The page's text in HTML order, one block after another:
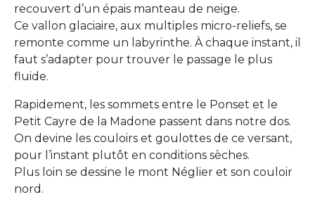
recouvert d’un épais manteau de neige.
Ce vallon glaciaire, aux multiples micro-reliefs, se
remonte comme un labyrinthe. À chaque instant, il
faut s’adapter pour trouver le passage le plus
fluide.
Rapidement, les sommets entre le Ponset et le
Petit Cayre de la Madone passent dans notre dos.
On devine les couloirs et goulottes de ce versant,
pour l’instant plutôt en conditions sèches.
Plus loin se dessine le mont Néglier et son couloir
nord.